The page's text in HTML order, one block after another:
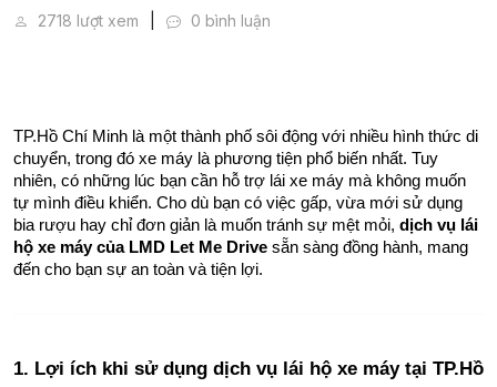
2718 lượt xem 0 bình luận
TP.Hồ Chí Minh là một thành phố sôi động với nhiều hình thức di
chuyển, trong đó xe máy là phương tiện phổ biến nhất. Tuy
nhiên, có những lúc bạn cần hỗ trợ lái xe máy mà không muốn
tự mình điều khiển. Cho dù bạn có việc gấp, vừa mới sử dụng
bia rượu hay chỉ đơn giản là muốn tránh sự mệt mỏi, dịch vụ lái
hộ xe máy của LMD Let Me Drive sẵn sàng đồng hành, mang
đến cho bạn sự an toàn và tiện lợi.
1. Lợi ích khi sử dụng dịch vụ lái hộ xe máy tại TP.Hồ